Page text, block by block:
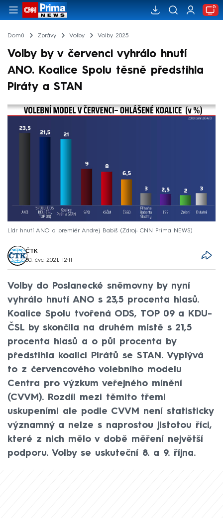
Domů Zprávy Volby Volby 2025
Volby by v červenci vyhrálo hnutí
ANO. Koalice Spolu těsně předstihla
Piráty a STAN
Lídr hnutí ANO a premiér Andrej Babiš Zdroj: CNN Prima NEWS
ČTK
30. čvc 2021, 12:11
Volby do Poslanecké sněmovny by nyní
vyhrálo hnutí ANO s 23,5 procenta hlasů.
Koalice Spolu tvořená ODS, TOP 09 a KDU-
ČSL by skončila na druhém místě s 21,5
procenta hlasů a o půl procenta by
předstihla koalici Pirátů se STAN. Vyplývá
to z červencového volebního modelu
Centra pro výzkum veřejného mínění
(CVVM). Rozdíl mezi těmito třemi
uskupeními ale podle CVVM není statisticky
významný a nelze s naprostou jistotou říci,
které z nich mělo v době měření největší
podporu. Volby se uskuteční 8. a 9. října.